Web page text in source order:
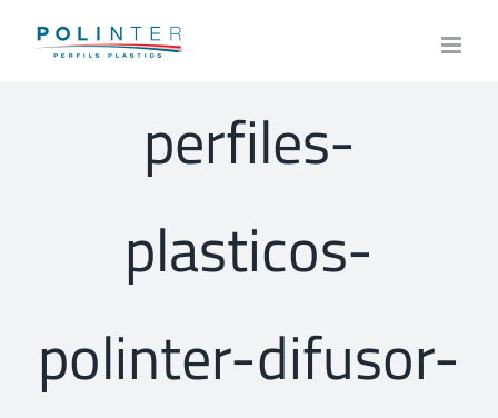
perfiles-
plasticos-
polinter-difusor-